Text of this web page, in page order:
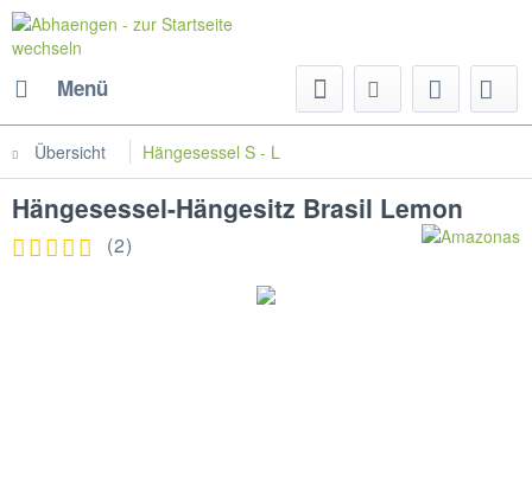
Menü
Übersicht Hängesessel S - L
Hängesessel-Hängesitz Brasil Lemon
(2)